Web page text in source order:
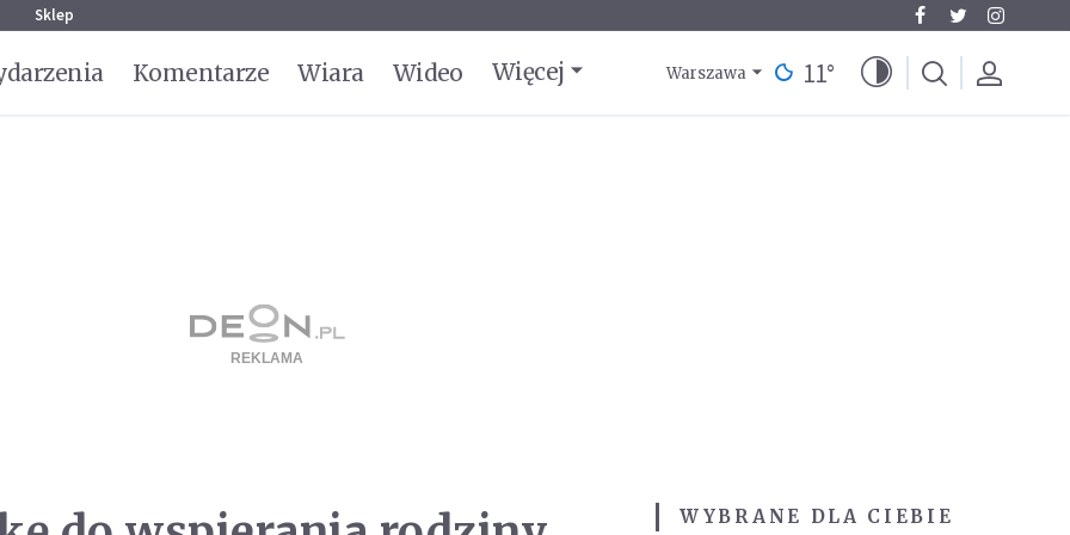
Sklep
Komentarze Wiara Wideo Więcej Warszawa 11°
WYBRANE DLA CIEBIE